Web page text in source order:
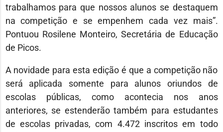
trabalhamos para que nossos alunos se destaquem
na competição e se empenhem cada vez mais”.
Pontuou Rosilene Monteiro, Secretária de Educação
de Picos.
A novidade para esta edição é que a competição não
será aplicada somente para alunos oriundos de
escolas públicas, como acontecia nos anos
anteriores, se estenderão também para estudantes
de escolas privadas, com 4.472 inscritos em todo